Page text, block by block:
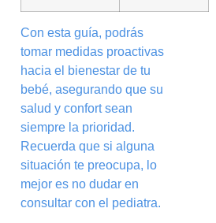
Con esta guía, podrás
tomar medidas proactivas
hacia el bienestar de tu
bebé, asegurando que su
salud y confort sean
siempre la prioridad.
Recuerda que si alguna
situación te preocupa, lo
mejor es no dudar en
consultar con el pediatra.